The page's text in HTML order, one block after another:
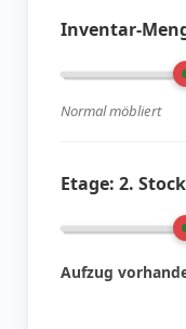
Inventar-
Normal möbliert
Etage: 2. Stock
Aufzug